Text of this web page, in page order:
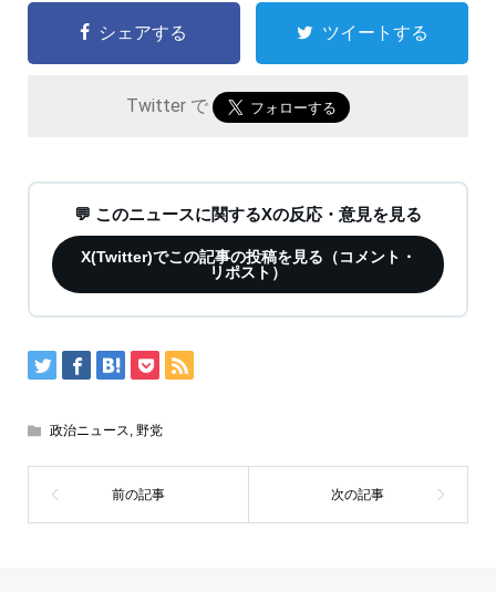
シェアする ツイートする
Twitter で
💬 このニュースに関するXの反応・意見を見る
X(Twitter)でこの記事の投稿を見る（コメント・
リポスト）
政治ニュース, 野党